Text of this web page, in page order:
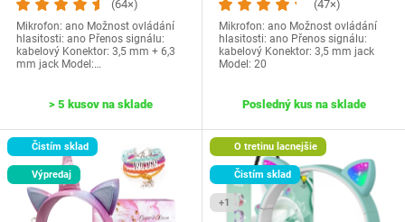
(64×)
Mikrofon: ano Možnost ovládání
hlasitosti: ano Přenos signálu:
kabelový Konektor: 3,5 mm + 6,3
mm jack Model:…
> 5 kusov na sklade
(47×)
Mikrofon: ano Možnost ovládání
hlasitosti: ano Přenos signálu:
kabelový Konektor: 3,5 mm jack
Model: 20
Posledný kus na sklade
Čistím sklad
Výpredaj
O tretinu lacnejšie
Čistím sklad
+1